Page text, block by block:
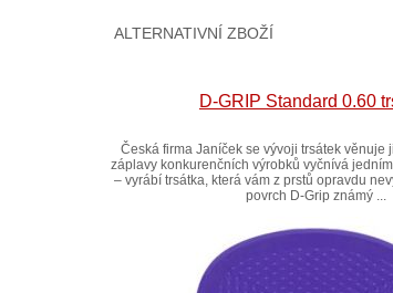
ALTERNATIVNÍ ZBOŽÍ
D-GRIP Standard 0.60
Česká firma Janíček se vývoji trsátek věnuje
záplavy konkurenčních výrobků vyčnívá
– vyrábí trsátka, která vám z prstů opravdu
povrch D-Grip známý ...